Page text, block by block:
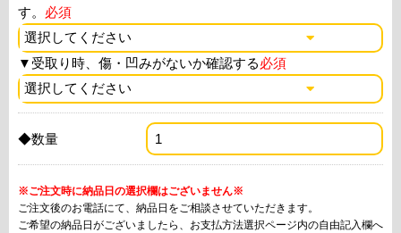
す。 必須
▼ 受取り時、傷・凹みがないか確認する必須
◆数量
※ご注文時に納品日の選択欄はございません※
ご注文後のお電話にて、納品日をご相談させていただきます。
ご希望の納品日がございましたら、お支払方法選択ページ内の自由記入欄へ